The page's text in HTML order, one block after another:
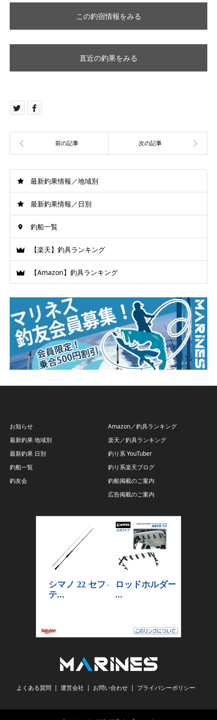
この釣宿情報をみる
直近の釣果をみる
最新釣果情報／地域別
最新釣果情報／日別
釣船一覧
【楽天】釣具ランキング
【Amazon】釣具ランキング
お知らせ
最新釣果 地域別
最新釣果 日別
釣船一覧
釣友会
Amazon／釣具ランキング
楽天／釣具ランキング
釣り系 YouTuber
釣り系楽天ブログ
釣船掲載のご案内
広告掲載のご案内
よくある質問 運営会社 お問い合わせ プライバシーポリシー